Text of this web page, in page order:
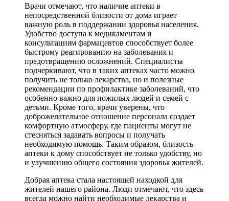
Врачи отмечают, что наличие аптеки в
непосредственной близости от дома играет
важную роль в поддержании здоровья населения.
Удобство доступа к медикаментам и
консультациям фармацевтов способствует более
быстрому реагированию на заболевания и
предотвращению осложнений. Специалисты
подчеркивают, что в таких аптеках часто можно
получить не только лекарства, но и полезные
рекомендации по профилактике заболеваний, что
особенно важно для пожилых людей и семей с
детьми. Кроме того, врачи уверены, что
доброжелательное отношение персонала создает
комфортную атмосферу, где пациенты могут не
стесняться задавать вопросы и получать
необходимую помощь. Таким образом, близость
аптеки к дому способствует не только удобству, но
и улучшению общего состояния здоровья жителей.
Добрая аптека стала настоящей находкой для
жителей нашего района. Люди отмечают, что здесь
всегда можно найти необходимые лекарства и